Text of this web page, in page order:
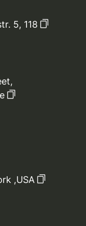
5, 118
,USA